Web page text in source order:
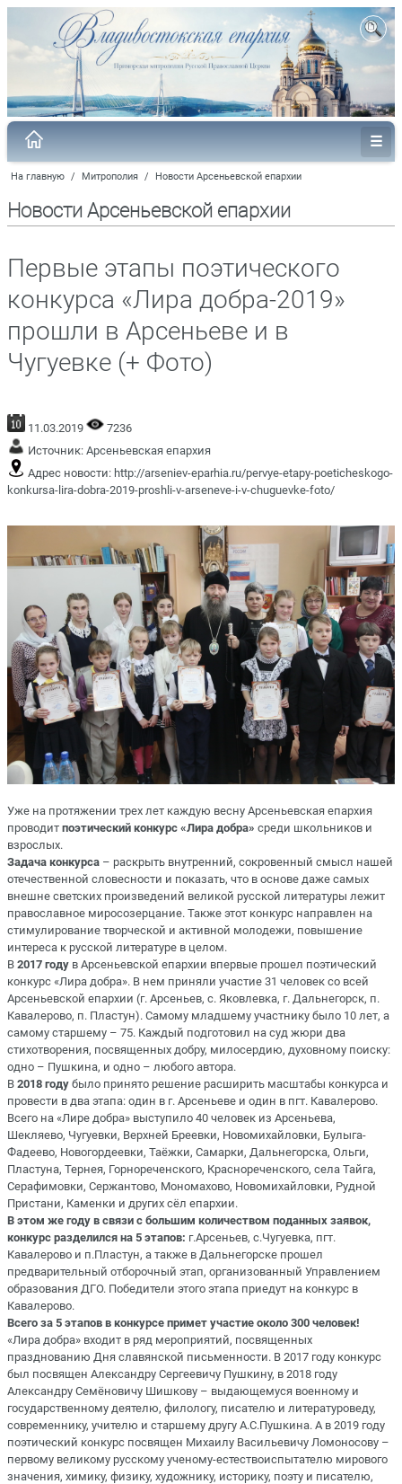
На главную / Митрополия / Новости Арсеньевской епархии
Новости Арсеньевской епархии
Первые этапы поэтического
конкурса «Лира добра-2019»
прошли в Арсеньеве и в
Чугуевке (+ Фото)
11.03.2019
7236
Источник: Арсеньевская епархия
Адрес новости: http://arseniev-eparhia.ru/pervye-etapy-poeticheskogo-
konkursa-lira-dobra-2019-proshli-v-arseneve-i-v-chuguevke-foto/
Уже на протяжении трех лет каждую весну Арсеньевская епархия
проводит поэтический конкурс «Лира добра» среди школьников и
взрослых.
Задача конкурса – раскрыть внутренний, сокровенный смысл нашей
отечественной словесности и показать, что в основе даже самых
внешне светских произведений великой русской литературы лежит
православное миросозерцание. Также этот конкурс направлен на
стимулирование творческой и активной молодежи, повышение
интереса к русской литературе в целом.
В 2017 году в Арсеньевской епархии впервые прошел поэтический
конкурс «Лира добра». В нем приняли участие 31 человек со всей
Арсеньевской епархии (г. Арсеньев, с. Яковлевка, г. Дальнегорск, п.
Кавалерово, п. Пластун). Самому младшему участнику было 10 лет, а
самому старшему – 75. Каждый подготовил на суд жюри два
стихотворения, посвященных добру, милосердию, духовному поиску:
одно – Пушкина, и одно – любого автора.
В 2018 году было принято решение расширить масштабы конкурса и
провести в два этапа: один в г. Арсеньеве и один в пгт. Кавалерово.
Всего на «Лире добра» выступило 40 человек из Арсеньева,
Шекляево, Чугуевки, Верхней Бреевки, Новомихайловки, Булыга-
Фадеево, Новогордеевки, Таёжки, Самарки, Дальнегорска, Ольги,
Пластуна, Тернея, Горнореченского, Краснореченского, села Тайга,
Серафимовки, Сержантово, Мономахово, Новомихайловки, Рудной
Пристани, Каменки и других сёл епархии.
В этом же году в связи с большим количеством поданных заявок,
конкурс разделился на 5 этапов: г.Арсеньев, с.Чугуевка, пгт.
Кавалерово и п.Пластун, а также в Дальнегорске прошел
предварительный отборочный этап, организованный Управлением
образования ДГО. Победители этого этапа приедут на конкурс в
Кавалерово.
Всего за 5 этапов в конкурсе примет участие около 300 человек!
«Лира добра» входит в ряд мероприятий, посвященных
празднованию Дня славянской письменности. В 2017 году конкурс
был посвящен Александру Сергеевичу Пушкину, в 2018 году
Александру Семёновичу Шишкову – выдающемуся военному и
государственному деятелю, филологу, писателю и литературоведу,
современнику, учителю и старшему другу А.С.Пушкина. А в 2019 году
поэтический конкурс посвящен Михаилу Васильевичу Ломоносову –
первому великому русскому ученому-естествоиспытателю мирового
значения, химику, физику, художнику, историку, поэту и писателю,